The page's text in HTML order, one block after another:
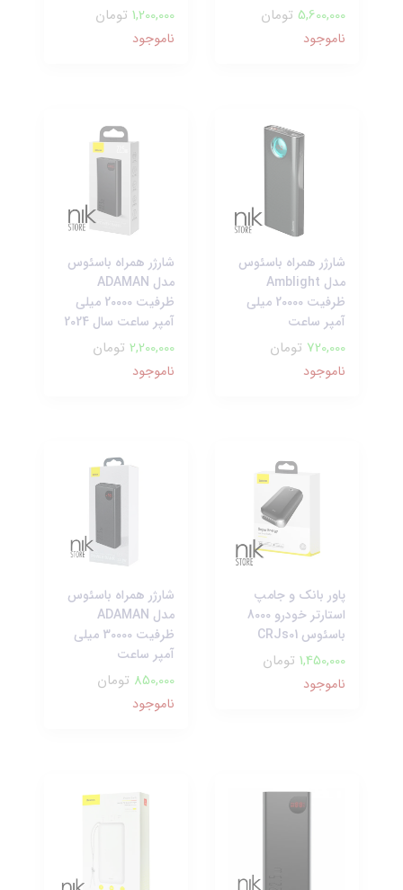
5,600,000 تومان
ناموجود
1,200,000 تومان
ناموجود
شارژر همراه باسئوس
مدل Amblight
ظرفیت 20000 میلی
آمپر ساعت
720,000 تومان
ناموجود
شارژر همراه باسئوس
مدل ADAMAN
ظرفیت 20000 میلی
آمپر ساعت سال 2024
2,200,000 تومان
ناموجود
پاور بانک و جامپ
استارتر خودرو 8000
باسئوس CRJs01
1,450,000 تومان
ناموجود
شارژر همراه باسئوس
مدل ADAMAN
ظرفیت 30000 میلی
آمپر ساعت
850,000 تومان
ناموجود